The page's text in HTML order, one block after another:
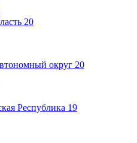
20
округ 20
Республика 19